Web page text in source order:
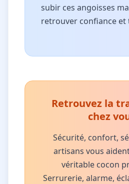
subir ces angoisses
retrouver confiance
Retrouvez la
chez
Sécurité, confort,
artisans vous
véritable cocon
Serrurerie, alarme,